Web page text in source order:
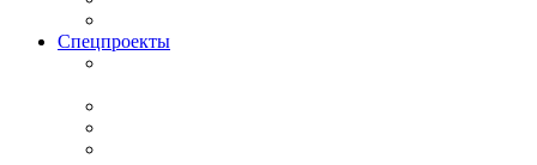
Спецпроекты